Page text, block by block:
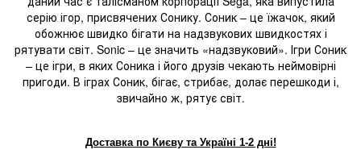
серію ігор, присвячених Сонику. Соник – це їжачок, який
обожнює швидко бігати на надзвукових швидкостях і
рятувати світ. Sonic – це значить «надзвуковий». Ігри Соник
– це ігри, в яких Соника і його друзів чекають неймовірні
пригоди. В іграх Соник, бігає, стрибає, долає перешкоди і,
звичайно ж, рятує світ.
Доставка по Києву та Україні 1-2 дні!